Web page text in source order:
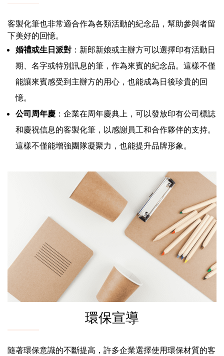
客製化筆也非常適合作為各類活動的紀念品，幫助參與者留
下美好的回憶。
婚禮或生日派對 ：新郎新娘或主辦方可以選擇印有活動日
期、名字或特別訊息的筆，作為來賓的紀念品。這樣不僅
能讓來賓感受到主辦方的用心，也能成為日後珍貴的回
憶。
公司周年慶 ：企業在周年慶典上，可以發放印有公司標誌
和慶祝信息的客製化筆，以感謝員工和合作夥伴的支持。
這樣不僅能增強團隊凝聚力，也能提升品牌形象。
環保宣導
隨著環保意識的不斷提高，許多企業選擇使用環保材質的客